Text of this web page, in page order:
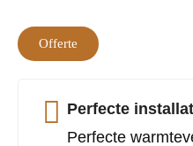
Offerte
Perfecte
Perfecte